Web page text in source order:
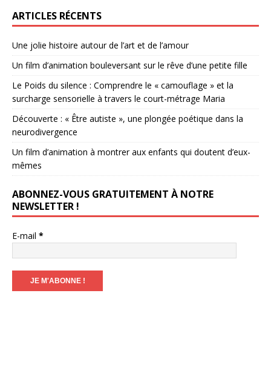
ARTICLES RÉCENTS
Une jolie histoire autour de l’art et de l’amour
Un film d’animation bouleversant sur le rêve d’une petite fille
Le Poids du silence : Comprendre le « camouflage » et la
surcharge sensorielle à travers le court-métrage Maria
Découverte : « Être autiste », une plongée poétique dans la
neurodivergence
Un film d’animation à montrer aux enfants qui doutent d’eux-
mêmes
ABONNEZ-VOUS GRATUITEMENT À NOTRE
NEWSLETTER !
E-mail *